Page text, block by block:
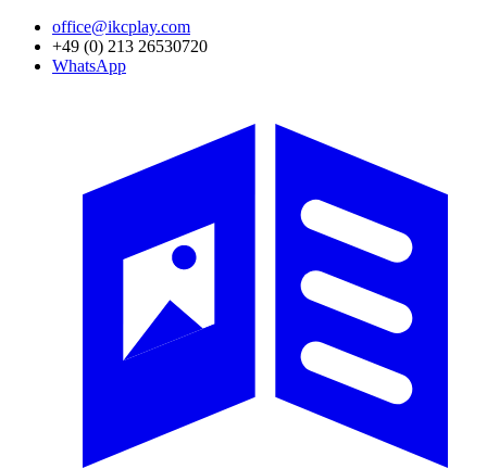
Direkt
zum
Inhalt
office@ikcplay.com
+49 (0) 213 26530720
WhatsApp